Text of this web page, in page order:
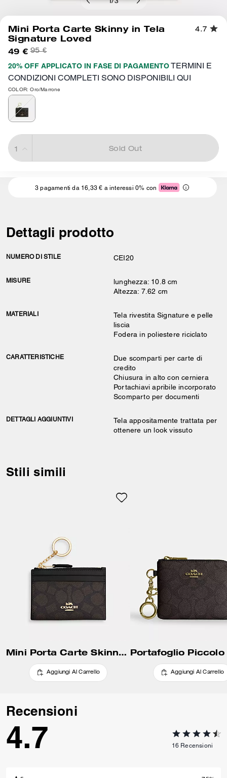
1/3
Mini Porta Carte Skinny in Tela
Signature Loved
4.7
49 € 95 €
20% OFF APPLICATO IN FASE DI PAGAMENTOTERMINI E
CONDIZIONI COMPLETI SONO DISPONIBILI QUI
COLOR: Oro/Marrone
Sold Out
3 pagamenti da 16,33 € a interessi 0% con
Dettagli prodotto
NUMERO DI STILE CEI20
MISURE
lunghezza: 10.8 cm
Altezza: 7.62 cm
MATERIALI
Tela rivestita Signature e pelle
liscia
Fodera in poliestere riciclato
CARATTERISTICHE
Due scomparti per carte di
credito
Chiusura in alto con cerniera
Portachiavi apribile incorporato
Scomparto per documenti
DETTAGLI AGGIUNTIVI
Tela appositamente trattata per
ottenere un look vissuto
Stili simili
Mini Porta Carte Skinny in Tela Signature
Aggiungi Al Carrello Aggiungi Al Carrello
Recensioni
4.7 16 Recensioni